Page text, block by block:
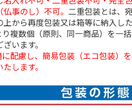
事のし）不可。 二重包装とは、
上から再度包装又は箱等に納入し
複数個（原則、同一商品）を一
います。
配慮し、簡易包装（エコ包装）
します。